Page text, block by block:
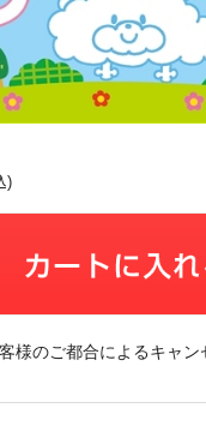
)
様のご都合によるキャン